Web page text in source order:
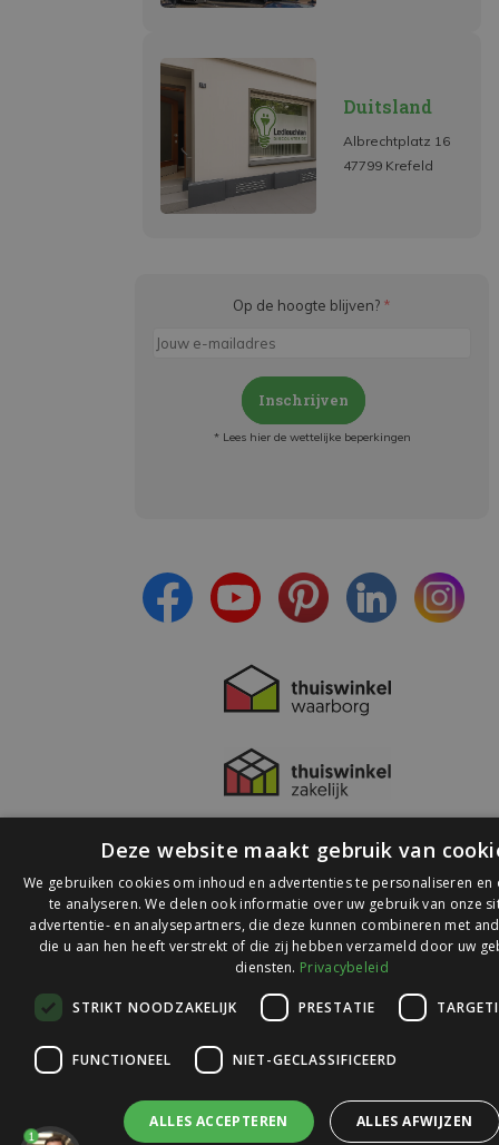
Duitsland
Albrechtplatz 16
47799 Krefeld
Op de hoogte blijven? *
Inschrijven
* Lees hier de wettelijke beperkingen
© 2026 Ledlichtdiscounter.nl
op
Webwinkelkeur
1
Deze website maakt gebruik van
We gebruiken cookies om inhoud en advertenties te personaliseren en
te analyseren. We delen ook informatie over uw gebruik van onze
advertentie- en analysepartners, die deze kunnen combineren met
die u aan hen heeft verstrekt of die zij hebben verzameld door uw
diensten. Privacybeleid
STRIKT NOODZAKELIJK PRESTATIE
FUNCTIONEEL NIET-GECLASSIFICEERD
ALLES ACCEPTEREN ALLES AFWIJZEN